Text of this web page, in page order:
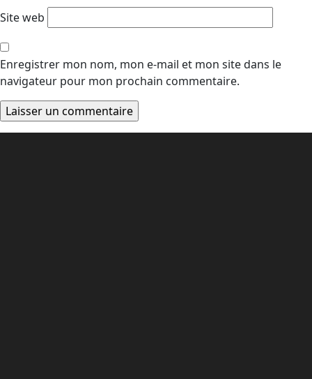
Site web
Enregistrer mon nom, mon e-mail et mon site dans le
navigateur pour mon prochain commentaire.